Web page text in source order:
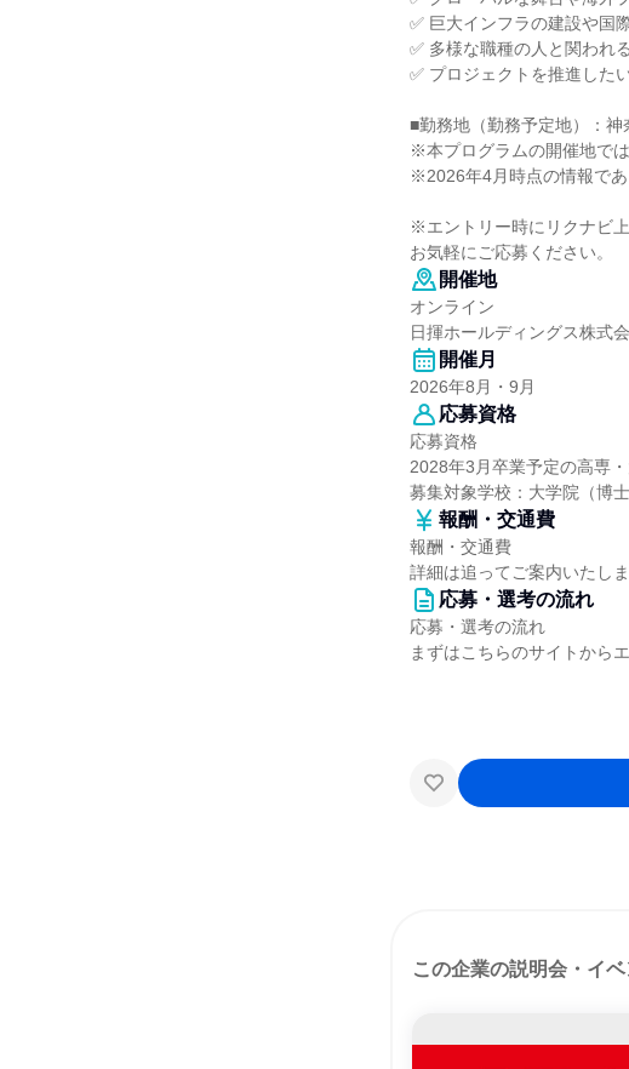
✅ 巨大インフラの建設や国
✅ 多様な職種の人と関われ
✅ プロジェクトを推進した
■勤務地（勤務予定地）：神
※本プログラムの開催地で
※2026年4月時点の情報であ
※エントリー時にリクナビ
お気軽にご応募ください。
開催地
オンライン
日揮ホールディングス株式
開催月
2026年8月・9月
応募資格
応募資格
2028年3月卒業予定の高専
募集対象学校：大学院（博
報酬・交通費
報酬・交通費
詳細は追ってご案内いたしま
応募・選考の流れ
応募・選考の流れ
まずはこちらのサイトから
この企業の説明会・イベ